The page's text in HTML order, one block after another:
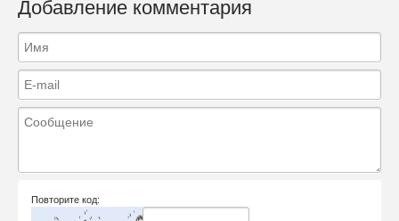
Добавление комментария
Повторите код: